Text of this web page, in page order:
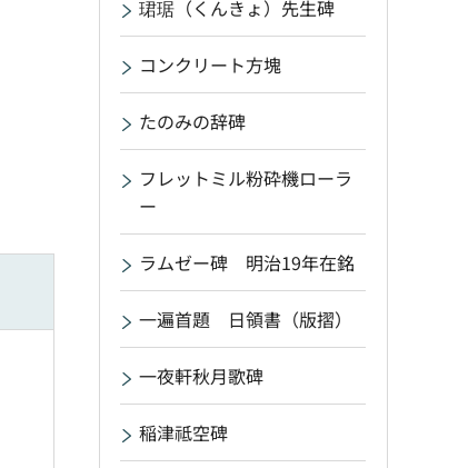
珺琚（くんきょ）先生碑
コンクリート方塊
たのみの辞碑
フレットミル粉砕機ローラ
ー
ラムゼー碑 明治19年在銘
一遍首題 日領書（版摺）
一夜軒秋月歌碑
稲津祗空碑